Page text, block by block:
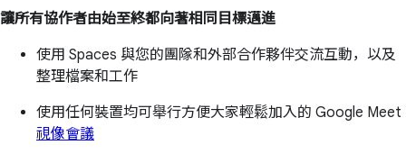
讓所有協作者由始至終都向著相同目標邁進
使用 Spaces 與您的團隊和外部合作夥伴交流互動，以及
整理檔案和工作
使用任何裝置均可舉行方便大家輕鬆加入的 Google Meet
視像會議